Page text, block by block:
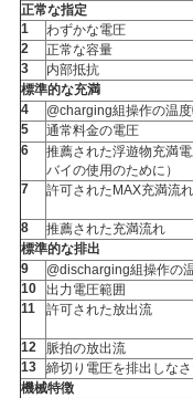
正常な指定
1
わずかな電圧
2
正常な容量
3
内部抵抗
標準的な充満
4
@charging組操作の温
5
通常料金の電圧
6
推薦された浮遊物充満
バイの使用のために）
7 許可されたMAX充満流れ
8
推薦された充満流れ
標準的な排出
9
@discharging組操作の
10
出力電圧範囲
11
許可された放出流
12
脈拍の放出流
13
締切り電圧を排出しな
機械特徴